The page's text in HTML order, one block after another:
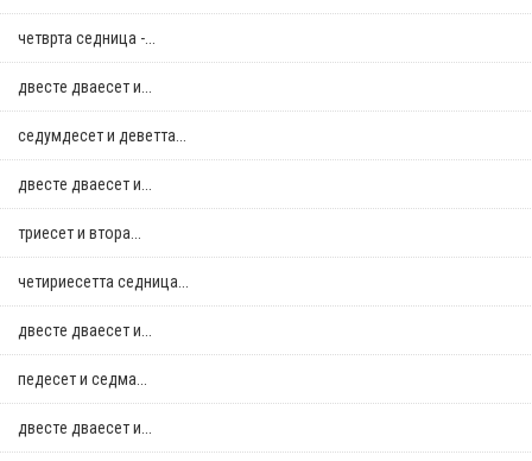
четврта седница -...
двестe дваесет и...
седумдесет и деветта...
двестe дваесет и...
триесет и втора...
четириесетта седница...
двестe дваесет и...
педесет и седма...
двестe дваесет и...